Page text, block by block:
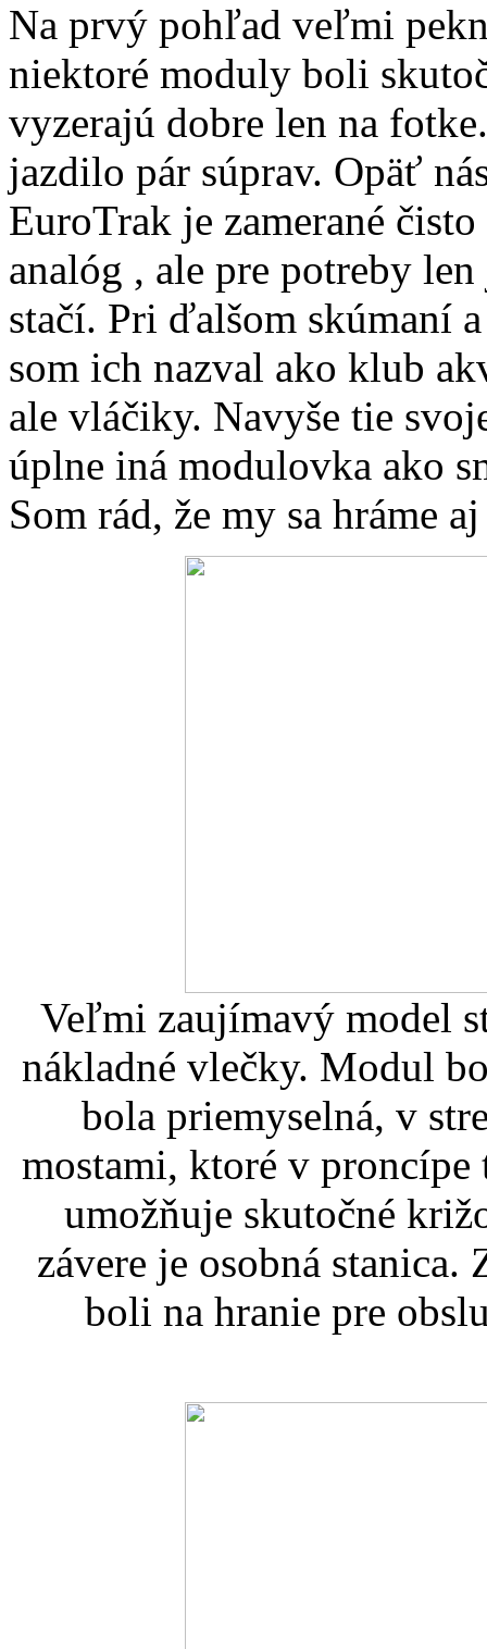
Na prvý pohľad veľmi
niektoré moduly boli
vyzerajú dobre len na
jazdilo pár súprav. Opäť
EuroTrak je zamerané
analóg , ale pre potreby
stačí. Pri ďalšom skúmaní
som ich nazval ako klub
ale vláčiky. Navyše tie
úplne iná modulovka ako
Som rád, že my sa hráme
Veľmi zaujímavý model
nákladné vlečky. Modul
bola priemyselná, v
mostami, ktoré v
umožňuje skutočné
závere je osobná
boli na hranie pre